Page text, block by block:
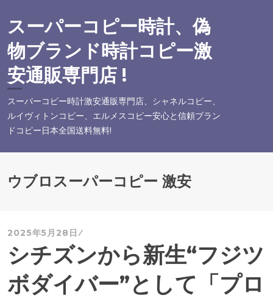
テ
ン
ツ
へ
スーパーコピー時計、偽
物ブランド時計コピー激
安通販専門店 !
スーパーコピー時計激安通販専門店、シャネルコピー、
ルイヴィトンコピー、エルメスコピー安心と信頼ブラン
ドコピー日本全国送料無料!
ウブロスーパーコピー 激安
2025年5月28日
シチズンから新生“フジツ
ボダイバー”として「プロ